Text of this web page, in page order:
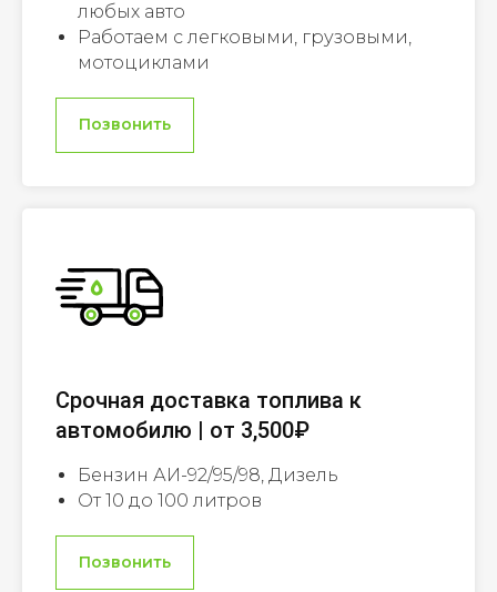
любых авто
Работаем с легковыми, грузовыми,
мотоциклами
Позвонить
Срочная доставка топлива к
автомобилю | от 3,500₽
Бензин АИ-92/95/98, Дизель
От 10 до 100 литров
Позвонить